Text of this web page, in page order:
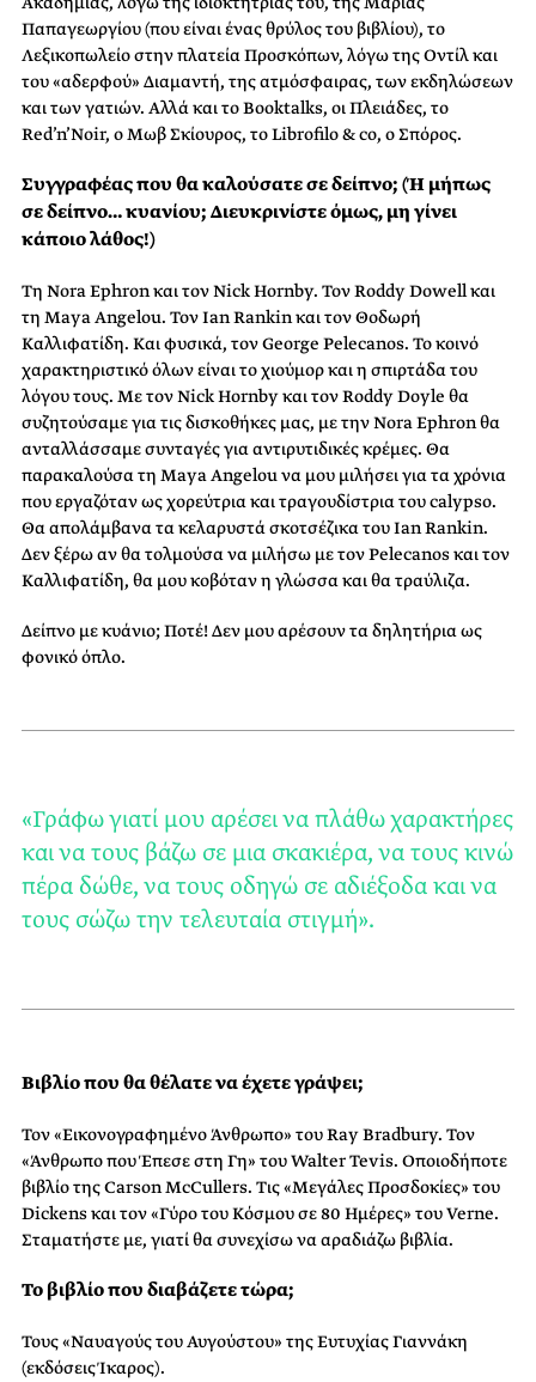
Παπαγεωργίου (που είναι ένας θρύλος του βιβλίου), το
Λεξικοπωλείο στην πλατεία Προσκόπων, λόγω της Οντίλ και
του «αδερφού» Διαμαντή, της ατμόσφαιρας, των εκδηλώσεων
και των γατιών. Αλλά και το Booktalks, οι Πλειάδες, το
Red’n’Noir, ο Μωβ Σκίουρος, το Librofilo & co, ο Σπόρος.
Συγγραφέας που θα καλούσατε σε δείπνο; (Ή μήπως
σε δείπνο… κυανίου; Διευκρινίστε όμως, μη γίνει
κάποιο λάθος!)
Τη Nora Ephron και τον Nick Hornby. Τον Roddy Dowell και
τη Maya Angelou. Τον Ian Rankin και τον Θοδωρή
Καλλιφατίδη. Και φυσικά, τον George Pelecanos. Το κοινό
χαρακτηριστικό όλων είναι το χιούμορ και η σπιρτάδα του
λόγου τους. Με τον Nick Hornby και τον Roddy Doyle θα
συζητούσαμε για τις δισκοθήκες μας, με την Nora Ephron θα
ανταλλάσσαμε συνταγές για αντιρυτιδικές κρέμες. Θα
παρακαλούσα τη Maya Angelou να μου μιλήσει για τα χρόνια
που εργαζόταν ως χορεύτρια και τραγουδίστρια του calypso.
Θα απολάμβανα τα κελαρυστά σκοτσέζικα του Ian Rankin.
Δεν ξέρω αν θα τολμούσα να μιλήσω με τον Pelecanos και τον
Καλλιφατίδη, θα μου κοβόταν η γλώσσα και θα τραύλιζα.
Δείπνο με κυάνιο; Ποτέ! Δεν μου αρέσουν τα δηλητήρια ως
φονικό όπλο.
«Γράφω γιατί μου αρέσει να πλάθω χαρακτήρες
και να τους βάζω σε μια σκακιέρα, να τους κινώ
πέρα δώθε, να τους οδηγώ σε αδιέξοδα και να
τους σώζω την τελευταία στιγμή».
Βιβλίο που θα θέλατε να έχετε γράψει;
Τον «Εικονογραφημένο Άνθρωπο» του Ray Bradbury. Τον
«Άνθρωπο που Έπεσε στη Γη» του Walter Tevis. Οποιοδήποτε
βιβλίο της Carson McCullers. Τις «Μεγάλες Προσδοκίες» του
Dickens και τον «Γύρο του Κόσμου σε 80 Ημέρες» του Verne.
Σταματήστε με, γιατί θα συνεχίσω να αραδιάζω βιβλία.
Το βιβλίο που διαβάζετε τώρα;
Τους «Ναυαγούς του Αυγούστου» της Ευτυχίας Γιαννάκη
(εκδόσεις Ίκαρος).